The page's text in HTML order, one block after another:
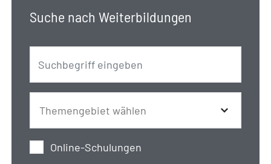
Suche nach Weiterbildungen
Online-Schulungen